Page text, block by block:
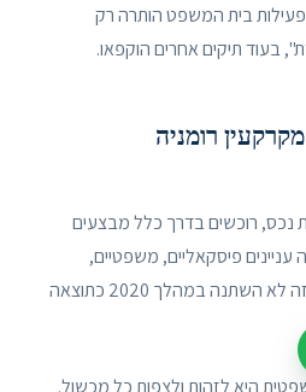
בית המשפט הותרה רק
בעוד תיקים אחרים הוקפאו.
רומניה
נכס, רוכשים בדרך כלל מבצעים
פיסקאליים, משפטיים,
טכניים ו/או סביבתיים. נוהג זה לא השתנה במהלך 2020 כתוצאה
היא לזהות ולצפות כל מכשול.